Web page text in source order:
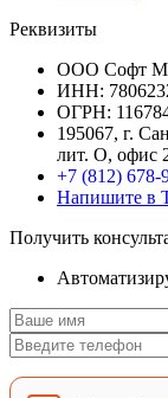
Реквизиты
ООО Софт
ИНН:
ОГРН:
195067, г.
лит. О, офис
+7 (812) 678-
Напишите в
Получить